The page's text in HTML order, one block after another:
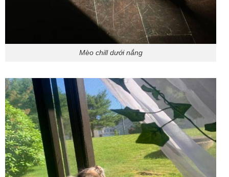
Mèo chill dưới nắng